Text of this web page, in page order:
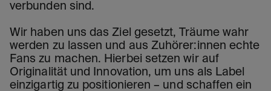
verbunden sind.
Wir haben uns das Ziel gesetzt, Träume wahr
werden zu lassen und aus Zuhörer:innen echte
Fans zu machen. Hierbei setzen wir auf
Originalität und Innovation, um uns als Label
einzigartig zu positionieren – und schaffen ein